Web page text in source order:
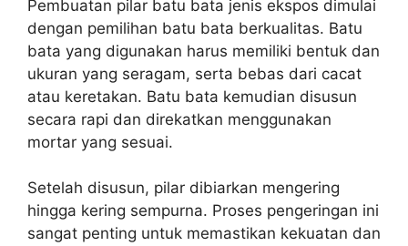
Pembuatan pilar batu bata jenis ekspos dimulai
dengan pemilihan batu bata berkualitas. Batu
bata yang digunakan harus memiliki bentuk dan
ukuran yang seragam, serta bebas dari cacat
atau keretakan. Batu bata kemudian disusun
secara rapi dan direkatkan menggunakan
mortar yang sesuai.
Setelah disusun, pilar dibiarkan mengering
hingga kering sempurna. Proses pengeringan ini
sangat penting untuk memastikan kekuatan dan